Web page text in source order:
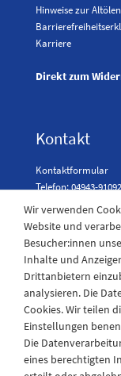
Hinweise zur
Karriere
Direkt zum
Kontakt
Kontaktformular
Telefon: 04943-
Laden
Montag - Freitag
08:30 - 12:30 und
Samstags
08:30 bis 12:30
Wir verwenden
Website und
Besucher:innen
Inhalte und
Drittanbietern
analysieren. Die
Cookies. Wir teilen
Einstellungen
Die
eines berechtigten